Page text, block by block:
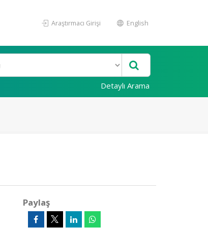
Araştırmacı Girişi English
Detaylı Arama
Paylaş